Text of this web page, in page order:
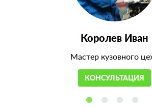
Королев Иван
Мастер кузовного
КОНСУЛЬТАЦИЯ